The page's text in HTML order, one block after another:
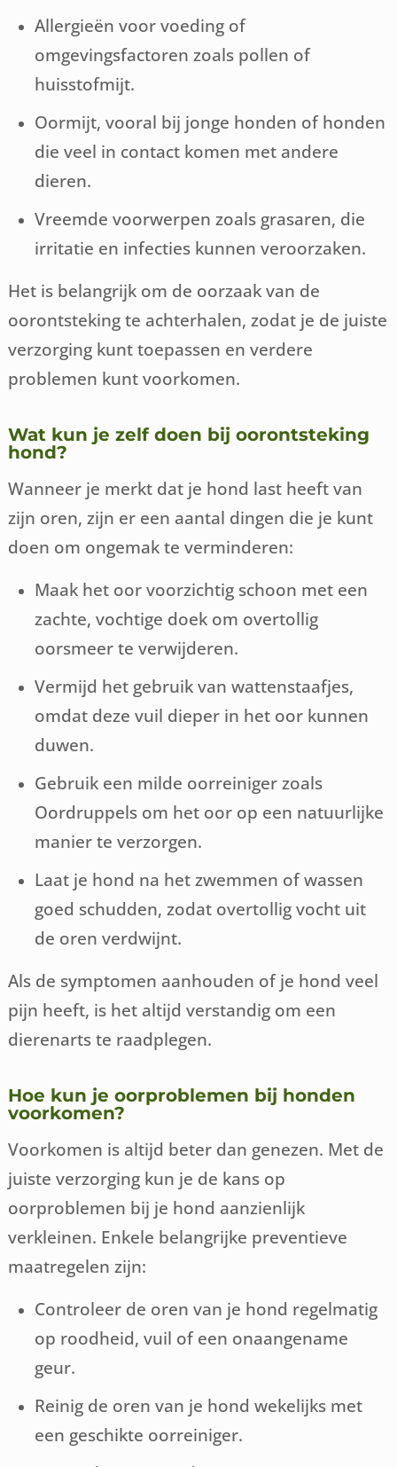
Allergieën voor voeding of
omgevingsfactoren zoals pollen of
huisstofmijt.
Oormijt, vooral bij jonge honden of honden
die veel in contact komen met andere
dieren.
Vreemde voorwerpen zoals grasaren, die
irritatie en infecties kunnen veroorzaken.
Het is belangrijk om de oorzaak van de
oorontsteking te achterhalen, zodat je de juiste
verzorging kunt toepassen en verdere
problemen kunt voorkomen.
Wat kun je zelf doen bij oorontsteking
hond?
Wanneer je merkt dat je hond last heeft van
zijn oren, zijn er een aantal dingen die je kunt
doen om ongemak te verminderen:
Maak het oor voorzichtig schoon met een
zachte, vochtige doek om overtollig
oorsmeer te verwijderen.
Vermijd het gebruik van wattenstaafjes,
omdat deze vuil dieper in het oor kunnen
duwen.
Gebruik een milde oorreiniger zoals
Oordruppels om het oor op een natuurlijke
manier te verzorgen.
Laat je hond na het zwemmen of wassen
goed schudden, zodat overtollig vocht uit
de oren verdwijnt.
Als de symptomen aanhouden of je hond veel
pijn heeft, is het altijd verstandig om een
dierenarts te raadplegen.
Hoe kun je oorproblemen bij honden
voorkomen?
Voorkomen is altijd beter dan genezen. Met de
juiste verzorging kun je de kans op
oorproblemen bij je hond aanzienlijk
verkleinen. Enkele belangrijke preventieve
maatregelen zijn:
Controleer de oren van je hond regelmatig
op roodheid, vuil of een onaangename
geur.
Reinig de oren van je hond wekelijks met
een geschikte oorreiniger.